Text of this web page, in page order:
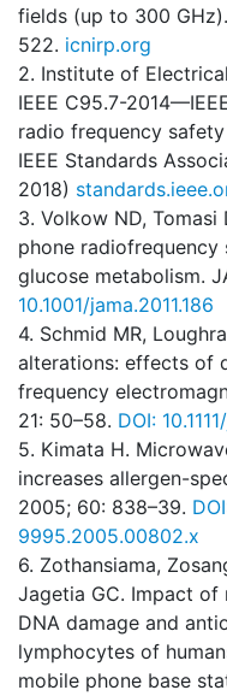
fields (up to 300
522. icnirp.org
2. Institute of
IEEE C95.7-
radio frequency
IEEE Standards
2018)
3. Volkow ND,
phone radiofrequency
glucose metabolism.
10.1001/jama.2011.186
4. Schmid MR,
alterations: effects of
frequency
21: 50–58. DOI:
5. Kimata H.
increases allergen-
2005; 60: 838–39.
9995.2005.00802.x
6. Zothansiama,
Jagetia GC. Impact
DNA damage and
lymphocytes of
mobile phone base